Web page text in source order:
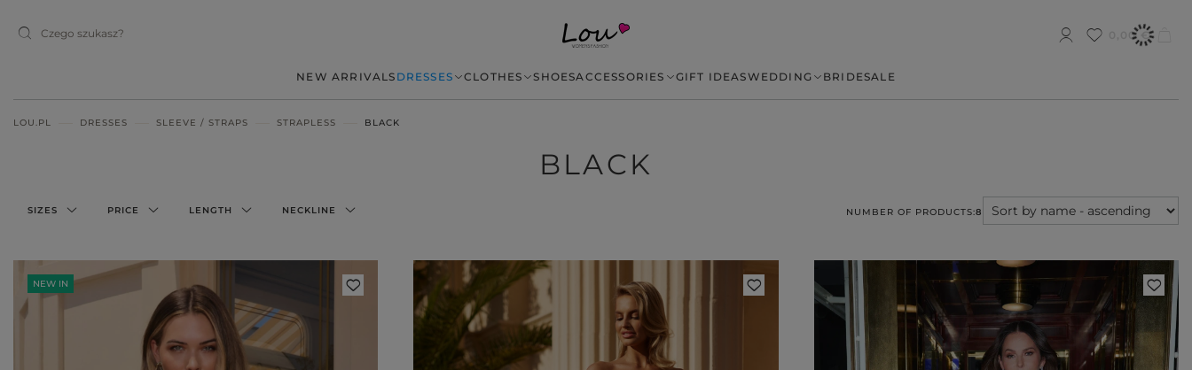
0,00 €
NEW ARRIVALS DRESSES CLOTHES SHOESACCESSORIES GIFT IDEASWEDDING BRIDESALE
LOU.PL DRESSES SLEEVE / STRAPS STRAPLESS BLACK
BLACK
SIZES PRICE LENGTH NECKLINE NUMBER OF PRODUCTS:8
NEW IN